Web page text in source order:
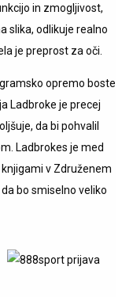
in zmogljivost,
slika, odlikuje realno
je preprost za oči.
opremo boste
Ladbroke je precej
da bi pohvalil
Ladbrokes je med
v Združenem
bo smiselno veliko